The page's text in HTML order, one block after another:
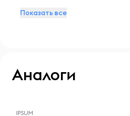
выносливость.
элементов.
Показать все
Аналоги
IPSUM